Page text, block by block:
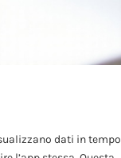
dati in tempo